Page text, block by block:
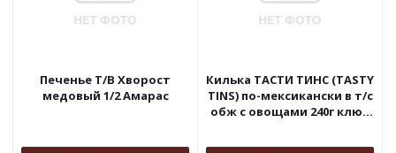
Печенье Т/В Хворост
медовый 1/2 Амарас
Килька ТАСТИ ТИНС (TASTY
TINS) по-мексикански в т/с
обж с овощами 240г ключ